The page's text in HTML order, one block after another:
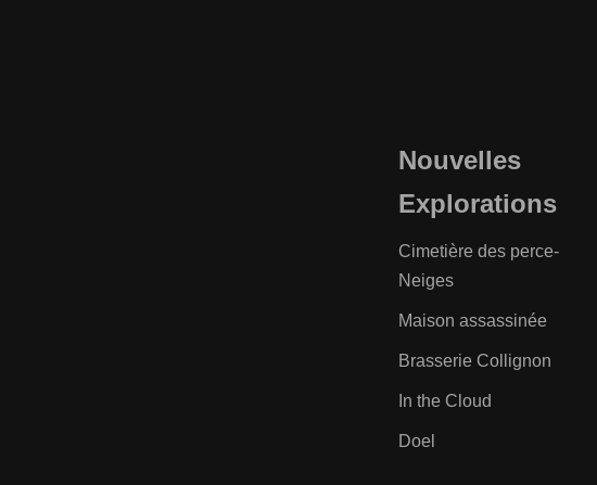
Nouvelles
Explorations
Cimetière des perce-
Neiges
Maison assassinée
Brasserie Collignon
In the Cloud
Doel